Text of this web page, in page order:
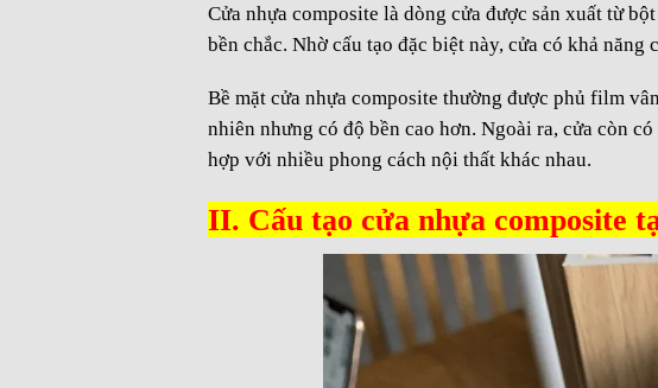
Cửa nhựa composite là dòng cửa được sản xuất từ
bền chắc. Nhờ cấu tạo đặc biệt này, cửa có khả
Bề mặt cửa nhựa composite thường được phủ film
nhiên nhưng có độ bền cao hơn. Ngoài ra, cửa còn
hợp với nhiều phong cách nội thất khác nhau.
II. Cấu tạo cửa nhựa composite